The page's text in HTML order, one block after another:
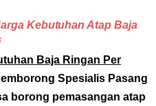
Kebutuhan Atap Baja
Baja Ringan Per
Spesialis Pasang
borong pemasangan atap